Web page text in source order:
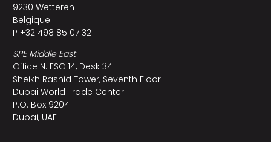
9230 Wetteren
Belgique
P +32 498 85 07 32
SPE Middle East
Office N. ESO:14, Desk 34
Sheikh Rashid Tower, Seventh Floor
Dubai World Trade Center
P.O. Box 9204
Dubai, UAE